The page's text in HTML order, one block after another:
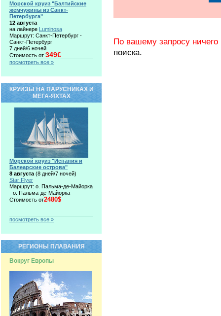
По вашему запросу ничего
поиска.
Морской круиз "Балтийские
жемчужины из Санкт-
Петербурга"
12 августа
на лайнере Luminosa
Маршрут: Санкт-Петербург -
Санкт-Петербург
7 дней/6 ночей
Стоимость от 349€
посмотреть все »
КРУИЗЫ НА ПАРУСНИКАХ И
МЕГА-ЯХТАХ
Морской круиз "Испания и
Балеарские острова"
8 августа (8 дней/7 ночей)
Star Flyer
Маршрут: о. Пальма-де-Майорка
- о. Пальма-де-Майорка
Стоимость от2480$
посмотреть все »
РЕГИОНЫ ПЛАВАНИЯ
Вокруг Европы